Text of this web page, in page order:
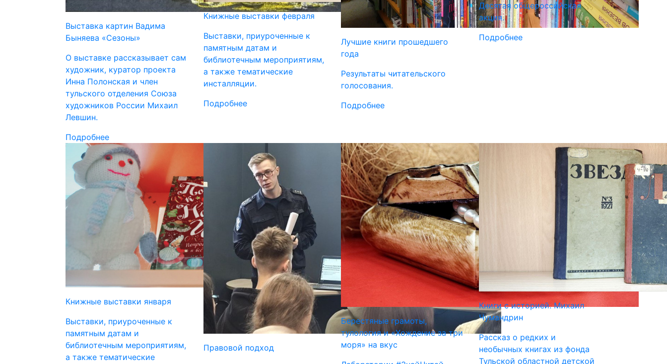
Выставка картин Вадима
Быняева «Сезоны»
О выставке рассказывает сам
художник, куратор проекта
Инна Полонская и член
тульского отделения Союза
художников России Михаил
Левшин.
Подробнее
Книжные выставки февраля
Выставки, приуроченные к
памятным датам и
библиотечным мероприятиям,
а также тематические
инсталляции.
Подробнее
Лучшие книги прошедшего
года
Результаты читательского
голосования.
Подробнее
Десятая общероссийская
акция.
Подробнее
Книжные выставки января
Выставки, приуроченные к
памятным датам и
библиотечным мероприятиям,
а также тематические
Правовой подход
Берестяные грамоты,
тулология и «Хождение за три
моря» на вкус
Книги с историей. Михаил
Чумандрин
Рассказ о редких и
необычных книгах из фонда
Тульской областной детской